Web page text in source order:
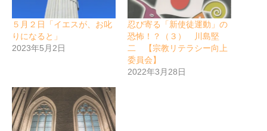
５月２日「イエスが、お叱
りになると」
2023年5月2日
忍び寄る「新使徒運動」の
恐怖！？（３） 川島堅
二 【宗教リテラシー向上
委員会】
2022年3月28日